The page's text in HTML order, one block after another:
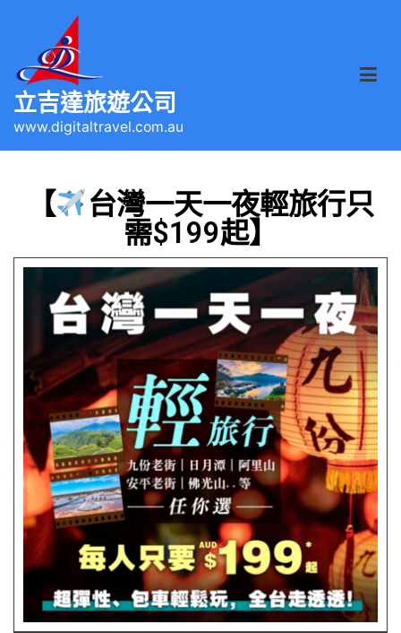
立吉達旅遊公司
www.digitaltravel.com.au
【
台灣一天一夜輕旅行只
需$199起】